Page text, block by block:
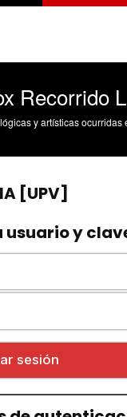
Libre
ocurridas en los tres